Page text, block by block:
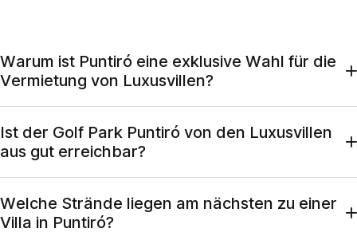
Warum ist Puntiró eine exklusive Wahl für die
Vermietung von Luxusvillen?
begehrtesten Wohngegenden Mallorcas und garantiert einen
außergewöhnlichen Panoramablick auf die Bucht von Palma.
und unmittelbarer Nähe zur Hauptstadt. Diese begehrte
Nachbarschaft ist perfekt für Reisende, die ein friedliches
Ist der Golf Park Puntiró von den Luxusvillen
aus gut erreichbar?
prestigeträchtigen Golf Park Puntiró, der regelmäßig als einer
der schönsten Plätze der Insel ausgezeichnet wird. Für
Welche Strände liegen am nächsten zu einer
Villa in Puntiró?